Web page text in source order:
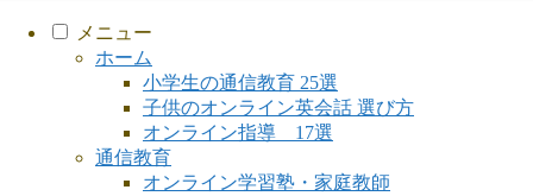
メニュー
ホーム
小学生の通信教育 25選
子供のオンライン英会話 選び方
オンライン指導 17選
通信教育
オンライン学習塾・家庭教師